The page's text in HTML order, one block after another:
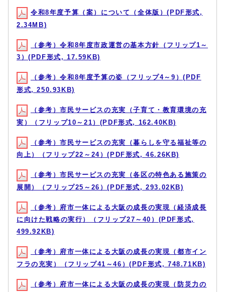
令和8年度予算（案）について（全体版）(PDF形式,
2.34MB)
（参考）令和8年度市政運営の基本方針（フリップ1～
3）(PDF形式, 17.59KB)
（参考）令和8年度予算の姿（フリップ4～9）(PDF
形式, 250.93KB)
（参考）市民サービスの充実（子育て・教育環境の充
実）（フリップ10～21）(PDF形式, 162.40KB)
（参考）市民サービスの充実（暮らしを守る福祉等の
向上）（フリップ22～24）(PDF形式, 46.26KB)
（参考）市民サービスの充実（各区の特色ある施策の
展開）（フリップ25～26）(PDF形式, 293.02KB)
（参考）府市一体による大阪の成長の実現（経済成長
に向けた戦略の実行）（フリップ27～40）(PDF形式,
499.92KB)
（参考）府市一体による大阪の成長の実現（都市イン
フラの充実）（フリップ41～46）(PDF形式, 748.71KB)
（参考）府市一体による大阪の成長の実現（防災力の